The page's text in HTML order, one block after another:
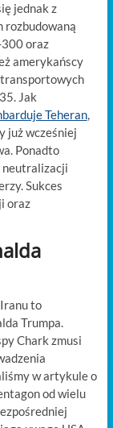
jednak z
rozbudowaną
oraz
amerykańscy
Jak
Teheran,
już wcześniej
Ponadto
neutralizacji
Sukces
oraz
to
Trumpa.
Chark zmusi
w artykule o
od wielu